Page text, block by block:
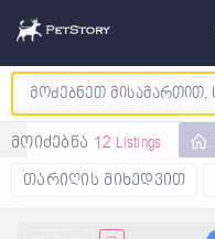
მოიძებნა 12 Listings
თარიღის მიხედვით